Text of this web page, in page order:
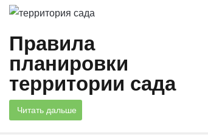
Правила
планировки
территории сада
Читать дальше